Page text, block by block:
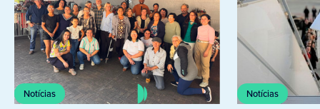
Notícias Notícias